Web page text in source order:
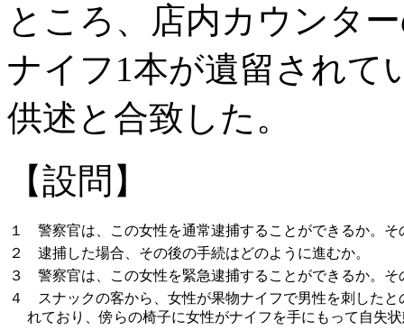
ところ、店内カウンタ
ナイフ1本が遺留されて
供述と合致した。
【設問】
１
警察官は、この女性を通常逮捕することができるか。
２
逮捕した場合、その後の手続はどのように進むか。
３
警察官は、この女性を緊急逮捕することができるか。
４
スナックの客から、女性が果物ナイフで男性を刺した
れており、傍らの椅子に女性がナイフを手にもって自失